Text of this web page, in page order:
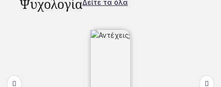
ΨυχολογίαΔείτε τα όλα